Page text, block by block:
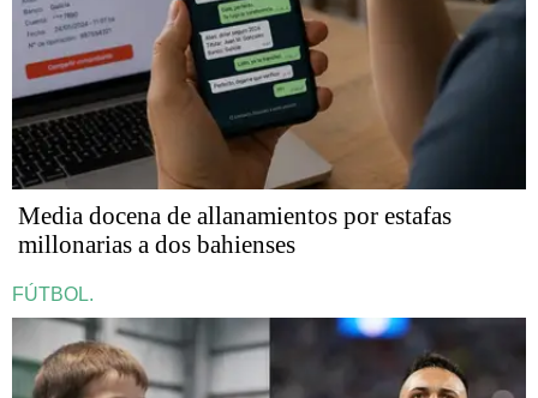
Media docena de allanamientos por estafas
millonarias a dos bahienses
FÚTBOL.